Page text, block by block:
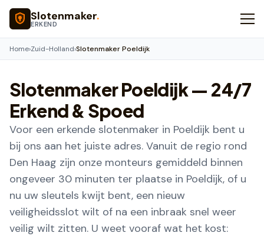
Naar hoofdinhoud
Slotenmaker.
ERKEND
Home›Zuid-Holland›Slotenmaker Poeldijk
SlotenmakerPoeldijk— 24/7
Erkend & Spoed
Voor een erkende slotenmaker in Poeldijk bent u
bij ons aan het juiste adres. Vanuit de regio rond
Den Haag zijn onze monteurs gemiddeld binnen
ongeveer 30 minuten ter plaatse in Poeldijk, of u
nu uw sleutels kwijt bent, een nieuw
veiligheidsslot wilt of na een inbraak snel weer
veilig wilt zitten. U weet vooraf wat het kost: